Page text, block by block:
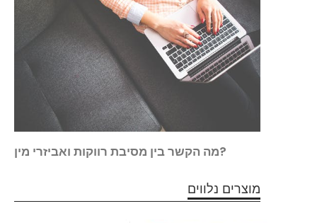
מה הקשר בין מסיבת רווקות ואביזרי מין?
מוצרים נלווים